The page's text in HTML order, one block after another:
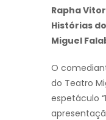
Rapha
Histórias
Miguel
O
do Teatro
espetáculo